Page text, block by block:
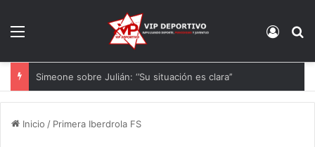
Simeone sobre Julián: ‘’Su situación es clara’’
Inicio / Primera Iberdrola FS